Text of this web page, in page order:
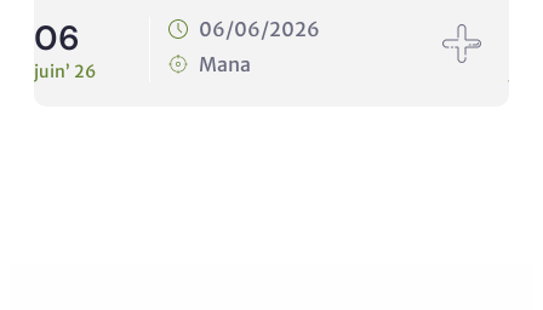
06
juin’ 26
06/06/2026
Mana